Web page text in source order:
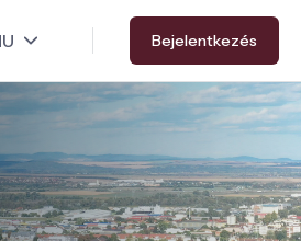
Bejelentkezés